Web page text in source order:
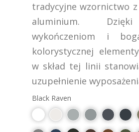
tradycyjne wzornictwo
aluminium.
wykończeniom i
kolorystycznej
w skład tej linii
uzupełnienie
Black Raven